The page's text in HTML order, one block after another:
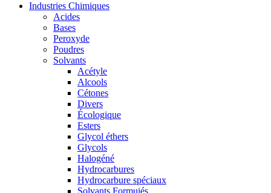
Industries Chimiques
Acides
Bases
Peroxyde
Poudres
Solvants
Acétyle
Alcools
Cétones
Divers
Écologique
Esters
Glycol éthers
Glycols
Halogéné
Hydrocarbures
Hydrocarbure spéciaux
Solvants Formuiés